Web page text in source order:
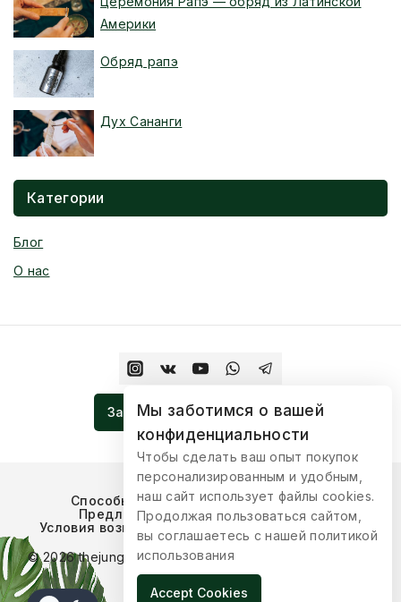
Америки
Обряд рапэ
Дух Сананги
Категории
Блог
О нас
Записаться На Церемонию
Способы оплаты
Условия доставки
Предложения для сотрудничества
Условия возврата товара
Публичная оферта
© 2026 thejungleboutique Разработка:
Мы заботимся о вашей
конфиденциальности
Чтобы сделать ваш опыт покупок
персонализированным и удобным,
наш сайт использует файлы cookies.
Продолжая пользоваться сайтом,
вы соглашаетесь с нашей политикой
использования
Accept Cookies